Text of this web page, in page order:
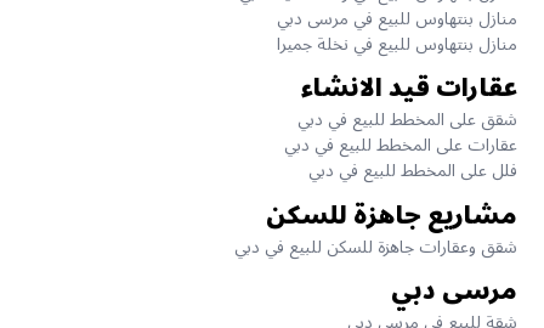
منازل بنتهاوس للبيع في مرسى دبي
منازل بنتهاوس للبيع في نخلة جميرا
عقارات قيد الانشاء
شقق على المخطط للبيع في دبي
عقارات على المخطط للبيع في دبي
فلل على المخطط للبيع في دبي
مشاريع جاهزة للسكن
شقق وعقارات جاهزة للسكن للبيع في دبي
مرسى دبي